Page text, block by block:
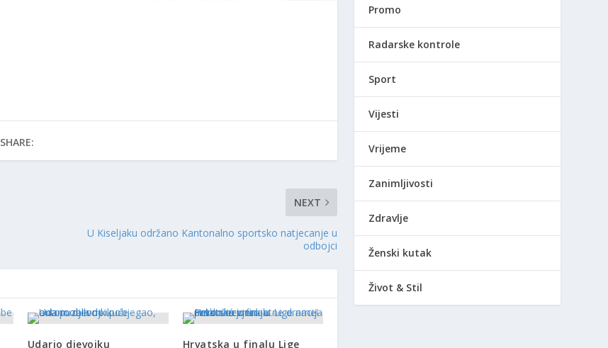
SHARE:
NEXT
U Kiseljaku održano Kantonalno sportsko natjecanje u
odbojci
Udario djevojku
Hrvatska u finalu Lige
Promo
Radarske kontrole
Sport
Vijesti
Vrijeme
Zanimljivosti
Zdravlje
Ženski kutak
Život & Stil